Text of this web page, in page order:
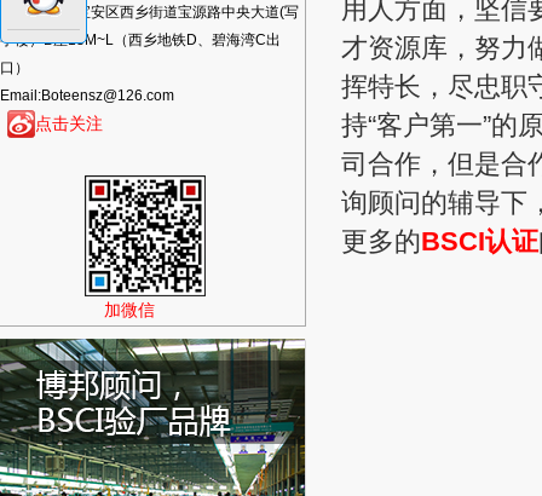
地址:深圳市宝安区西乡街道宝源路中央大道(写
字楼）B座13M~L（西乡地铁D、碧海湾C出
口）
Email:Boteensz@126.com
点击关注
加微信
用人方面，坚信
才资源库，努力
挥特长，尽忠职
持“客户第一”的
司合作，但是合
询顾问的辅导下
更多的BSCI认证